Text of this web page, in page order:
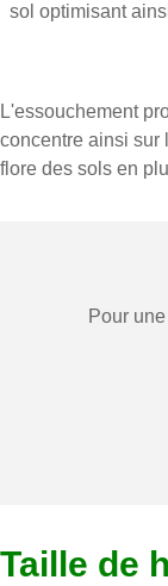
sol optimisant
L'essouchement
concentre ainsi sur
flore des sols en
Pour
Taille de